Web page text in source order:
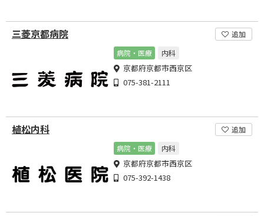
三菱京都病院
追加
病院・医療
内科
京都府京都市西京区
075-381-2111
植松内科
追加
病院・医療
内科
京都府京都市西京区
075-392-1438